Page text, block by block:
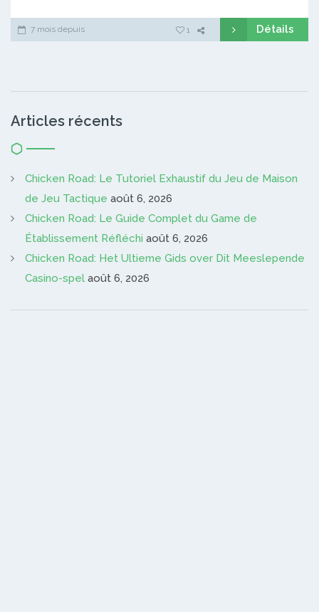
7 mois depuis 1 Détails
Articles récents
Chicken Road: Le Tutoriel Exhaustif du Jeu de Maison
de Jeu Tactique août 6, 2026
Chicken Road: Le Guide Complet du Game de
Établissement Réfléchi août 6, 2026
Chicken Road: Het Ultieme Gids over Dit Meeslepende
Casino-spel août 6, 2026